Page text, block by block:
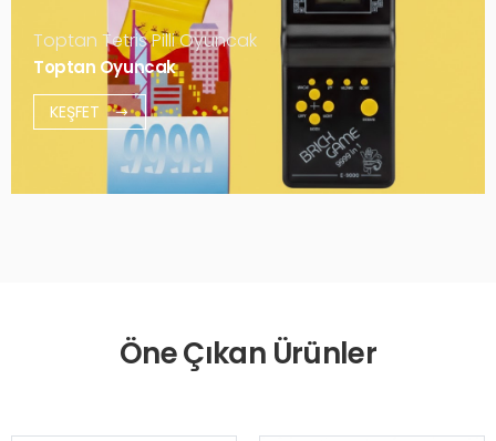
Toptan Tetris Pilli Oyuncak
Toptan Oyuncak
KEŞFET
Öne Çıkan Ürünler